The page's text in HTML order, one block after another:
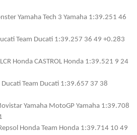
Yamaha Tech 3 Yamaha 1:39.251 46
Team Ducati 1:39.257 36 49 +0.283
Honda CASTROL Honda 1:39.521 9 24
Ducati Team Ducati 1:39.657 37 38
Yamaha MotoGP Yamaha 1:39.708
Honda Team Honda 1:39.714 10 49